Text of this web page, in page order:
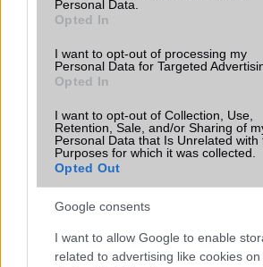
Personal Data.
Opted In
I want to opt-out of processing my
Personal Data for Targeted
Opted In
I want to opt-out of Collection, Use,
Retention, Sale, and/or Sharing of
Personal Data that Is Unrelated with
Purposes for which it was collected.
Opted Out
Google consents
I want to allow Google to enable
related to advertising like cookies
Terület
Funkciók
Van csak
is!
Védelem Nincs
Limited Edition